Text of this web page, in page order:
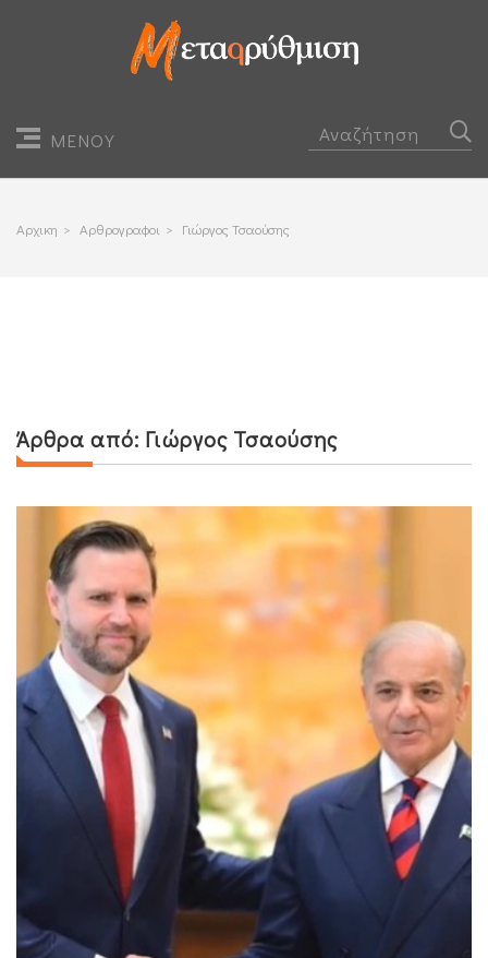
ΜΕΝΟΥ
Αρχικη > Αρθρογραφοι > Γιώργος Τσαούσης
Άρθρα από: Γιώργος Τσαούσης